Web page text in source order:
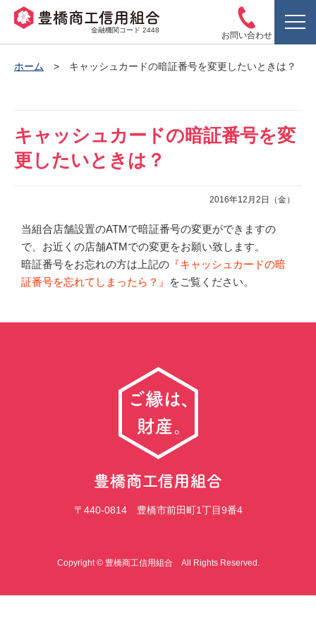
金融機関コード 2448
お問い合わせ
ホーム キャッシュカードの暗証番号を変更したいときは？
キャッシュカードの暗証番号を変
更したいときは？
2016年12月2日（金）
当組合店舗設置のATMで暗証番号の変更ができますの
で、お近くの店舗ATMでの変更をお願い致します。
暗証番号をお忘れの方は上記の 『キャッシュカードの暗
証番号を忘れてしまったら？』
をご覧ください。
〒440-0814 豊橋市前田町1丁目9番4
Copyright © 豊橋商工信用組合 All Rights Reserved.